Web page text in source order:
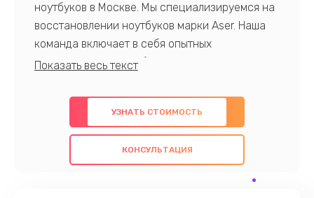
ноутбуков в Москве. Мы специализируемся на
восстановлении ноутбуков марки Aser. Наша
команда включает в себя опытных
профессионалов с обширными знаниями и
предлагаем быстрый и качественный ремонт с
использованием оригинальных компонентов, а
также гарантируем качество всех
проведенных работ. Наша цель - предоставить
УЗНАТЬ СТОИМОСТЬ
КОНСУЛЬТАЦИЯ